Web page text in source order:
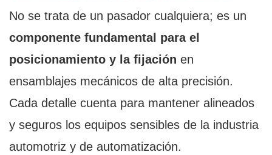
No se trata de un pasador cualquiera; es un
componente fundamental para el
posicionamiento y la fijación en
ensamblajes mecánicos de alta precisión.
Cada detalle cuenta para mantener alineados
y seguros los equipos sensibles de la industria
automotriz y de automatización.